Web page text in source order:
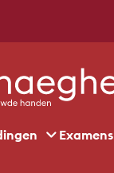
Examens